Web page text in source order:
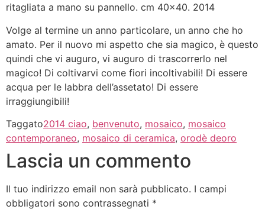
ritagliata a mano su pannello. cm 40×40. 2014
Volge al termine un anno particolare, un anno che ho
amato. Per il nuovo mi aspetto che sia magico, è questo
quindi che vi auguro, vi auguro di trascorrerlo nel
magico! Di coltivarvi come fiori incoltivabili! Di essere
acqua per le labbra dell’assetato! Di essere
irraggiungibili!
Taggato2014 ciao, benvenuto, mosaico, mosaico
contemporaneo, mosaico di ceramica, orodè deoro
Lascia un commento
Il tuo indirizzo email non sarà pubblicato. I campi
obbligatori sono contrassegnati *